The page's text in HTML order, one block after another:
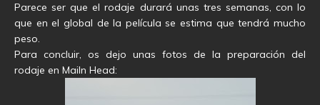
Parece ser que el rodaje durará unas tres semanas, con lo
que en el global de la película se estima que tendrá mucho
peso.
Para concluir, os dejo unas fotos de la preparación del
rodaje en Mailn Head: